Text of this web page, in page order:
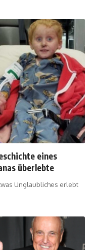
eines
überlebte
Unglaubliches erlebt